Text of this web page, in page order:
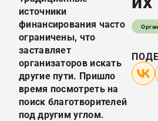
источники
финансирования часто
ограничены, что
заставляет
организаторов искать
другие пути. Пришло
время посмотреть на
поиск благотворителей
под другим углом.